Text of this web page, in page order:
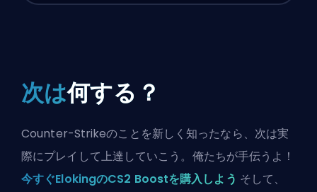
次は何する？
Counter-Strikeのことを新しく知ったなら、次は実
際にプレイして上達していこう。俺たちが手伝うよ！
今すぐElokingのCS2 Boostを購入しよう そして、